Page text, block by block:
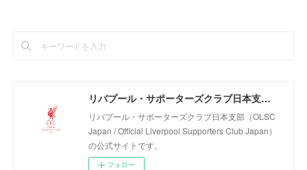
リバプール・サポーターズクラブ日本支部（OLSC Japan / Official Liverpool Supporters Club Japan）
リバプール・サポーターズクラブ日本支部（OLSC
Japan / Official Liverpool Supporters Club Japan）
の公式サイトです。
フォロー